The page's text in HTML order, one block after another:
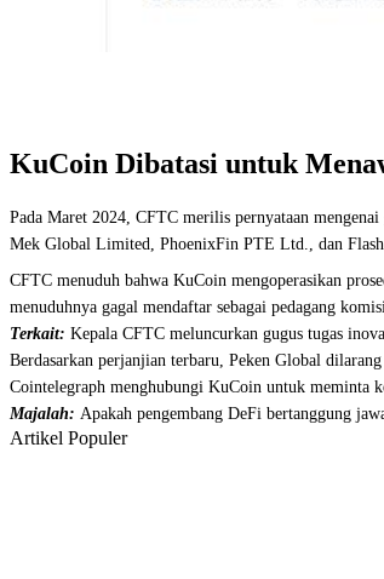
KuCoin Dibatasi untuk
Pada Maret 2024, CFTC merilis pernyataan
Mek Global Limited, PhoenixFin PTE Ltd., dan
CFTC menuduh bahwa KuCoin mengoperasikan
menuduhnya gagal mendaftar sebagai pedagang
Terkait: Kepala CFTC meluncurkan gugus tugas
Berdasarkan perjanjian terbaru, Peken Global
Cointelegraph menghubungi KuCoin untuk meminta
Majalah: Apakah pengembang DeFi bertanggung
Artikel Populer